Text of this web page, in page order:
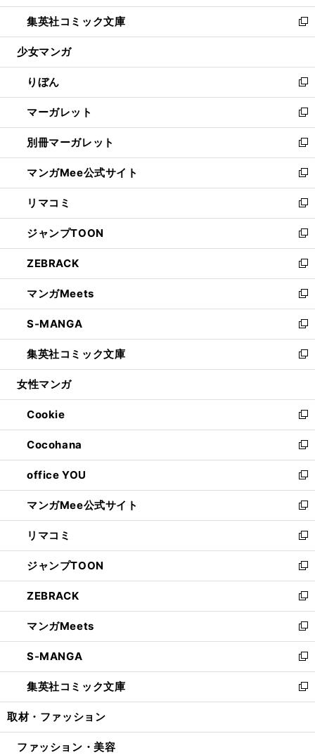
開
く
ウ
で
開
ン
ド
ウ
開
く
ウ
ィ
ン
ウ
で
開
く
し
い
ウ
ン
ド
ウ
で
開
く
集英社コミック文庫
新
し
ウ
ィ
ン
ド
ウ
で
開
く
少女マンガ
りぼん
新
し
い
ウ
ィ
ン
ド
ウ
で
開
く
マーガレット
新
し
い
ウ
ィ
ン
ド
ウ
で
開
く
別冊マーガレット
新
し
い
ウ
ィ
ン
ド
ウ
で
開
く
マンガMee公式サイト
新
し
い
ウ
ィ
ン
ド
ウ
で
開
く
リマコミ
新
し
い
ウ
ィ
ン
ド
ウ
で
開
く
ジャンプTOON
新
し
い
ウ
ィ
ン
ド
ウ
で
開
ZEBRACK
新
し
い
ウ
ィ
ン
ド
ウ
開
く
マンガMeets
新
し
い
ウ
ィ
ン
ウ
で
開
く
S-MANGA
新
し
い
ウ
ン
ド
ウ
で
開
く
集英社コミック文庫
新
し
ウ
ィ
ン
ド
ウ
で
開
く
女性マンガ
Cookie
新
し
い
ウ
ィ
ン
ド
ウ
で
開
く
Cocohana
新
し
い
ウ
ィ
ン
ド
ウ
で
開
く
office YOU
新
し
い
ウ
ィ
ン
ド
ウ
で
開
く
マンガMee公式サイト
新
し
い
ウ
ィ
ン
ド
ウ
で
開
く
リマコミ
新
し
い
ウ
ィ
ン
ド
ウ
で
開
く
ジャンプTOON
新
し
い
ウ
ィ
ン
ド
ウ
で
開
ZEBRACK
新
し
い
ウ
ィ
ン
ド
ウ
開
マンガMeets
新
し
い
ウ
ィ
ン
ウ
S-MANGA
新
し
い
ウ
ン
集英社コミック文庫
新
し
ウ
取材・ファッション
ファッション・美容